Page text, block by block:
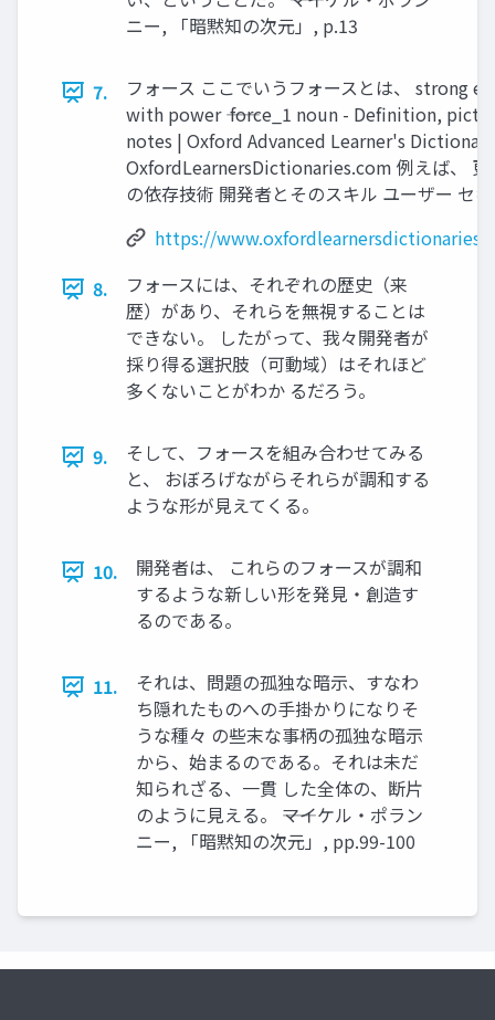
ニー, 「暗黙知の次元」, p.13
7.
フォース ここでいうフォースとは、 strong
with power ―― force_1 noun - Definition,
notes | Oxford Advanced Learner's
OxfordLearnersDictionaries.com 例えば、
の依存技術 開発者とそのスキル ユーザー セ
https://
8.
フォースには、それぞれの歴史（来
歴）があり、それらを無視することは
できない。 したがって、我々開発者が
採り得る選択肢（可動域）はそれほど
多くないことがわか るだろう。
9.
そして、フォースを組み合わせてみる
と、 おぼろげながらそれらが調和する
ような形が見えてくる。
10.
開発者は、 これらのフォースが調和
するような新しい形を発見・創造す
るのである。
11.
それは、問題の孤独な暗示、すなわ
ち隠れたものへの手掛かりになりそ
うな種々 の些末な事柄の孤独な暗示
から、始まるのである。それは未だ
知られざる、一貫 した全体の、断片
のように見える。 ――マイケル・ポラン
ニー, 「暗黙知の次元」, pp.99-100